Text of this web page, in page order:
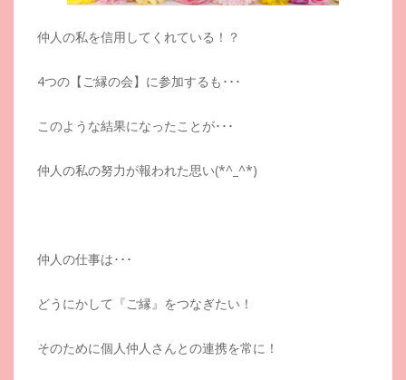
仲人の私を信用してくれている！？
4つの【ご縁の会】に参加するも･･･
このような結果になったことが･･･
仲人の私の努力が報われた思い(*^_^*)
仲人の仕事は･･･
どうにかして『ご縁』をつなぎたい！
そのために個人仲人さんとの連携を常に！